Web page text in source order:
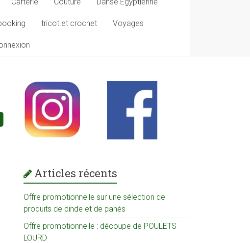
tricot et crochet Voyages
Articles récents
Offre promotionnelle sur une sélection de
produits de dinde et de panés
Offre promotionnelle : découpe de POULETS
LOURD